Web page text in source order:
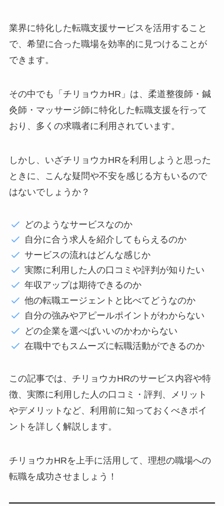
業界に特化した転職支援サービスを活用すること
で、希望に合った職場を効率的に見つけることが
できます。
その中でも「チリョウカHR」は、柔道整復師・鍼
灸師・マッサージ師に特化した転職支援を行って
おり、多くの求職者に利用されています。
しかし、いざチリョウカHRを利用しようと思った
ときに、こんな疑問や不安を感じる方もいるので
はないでしょうか？
どのようなサービスなのか
自分に合う求人を紹介してもらえるのか
サービスの流れはどんな感じか
実際に利用した人の口コミや評判が知りたい
年収アップは期待できるのか
他の転職エージェントと比べてどうなのか
自分の強みやアピールポイントがわからない
どの企業を選べばいいのかわからない
在職中でもスムーズに転職活動ができるのか
この記事では、チリョウカHRのサービス内容や特
徴、実際に利用した人の口コミ・評判、メリット
やデメリットなど、利用前に知っておくべきポイ
ントを詳しく解説します。
チリョウカHRを上手に活用して、理想の職場への
転職を成功させましょう！